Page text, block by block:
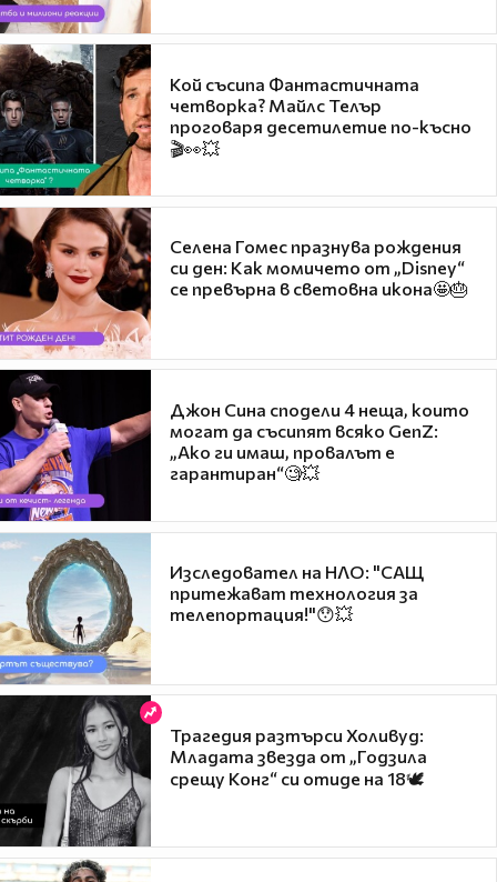
Кой съсипа Фантастичната
четворка? Майлс Телър
проговаря десетилетие по-късно
🎬👀💥
Селена Гомес празнува рождения
си ден: Как момичето от „Disney“
се превърна в световна икона🤩🎂
Джон Сина сподели 4 неща, които
могат да съсипят всяко GenZ:
„Ако ги имаш, провалът е
гарантиран“🧐💥
Изследовател на НЛО: "САЩ
притежават технология за
телепортация!"😯💥
Трагедия разтърси Холивуд:
Младата звезда от „Годзила
срещу Конг“ си отиде на 18🕊️